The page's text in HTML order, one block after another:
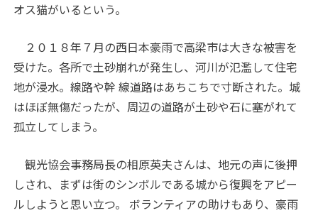
オス猫がいるという。
２０１８年７月の西日本豪雨で高梁市は大きな被害を
受けた。各所で土砂崩れが発生し、河川が氾濫して住宅
地が浸水。線路や幹 線道路はあちこちで寸断された。城
はほぼ無傷だったが、周辺の道路が土砂や石に塞がれて
孤立してしまう。
観光協会事務局長の相原英夫さんは、地元の声に後押
しされ、まずは街のシンボルである城から復興をアピー
ルしようと思い立つ。 ボランティアの助けもあり、豪雨